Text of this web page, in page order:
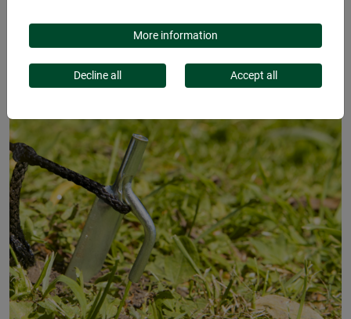
More information
Decline all Accept all